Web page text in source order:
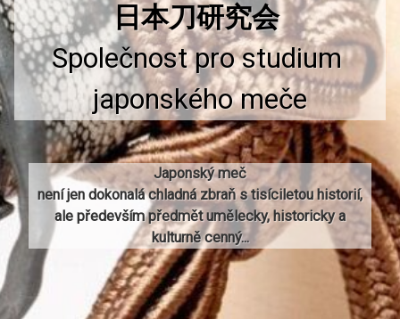
Společnost pro studium
japonského meče
Japonský meč
není jen dokonalá chladná zbraň s tisíciletou historií,
ale především předmět umělecky, historicky a
kulturně cenný...